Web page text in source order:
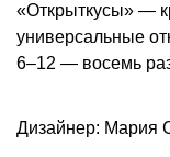
«Открыткусы» —
универсальные
6–12 — восемь
Дизайнер: Мария